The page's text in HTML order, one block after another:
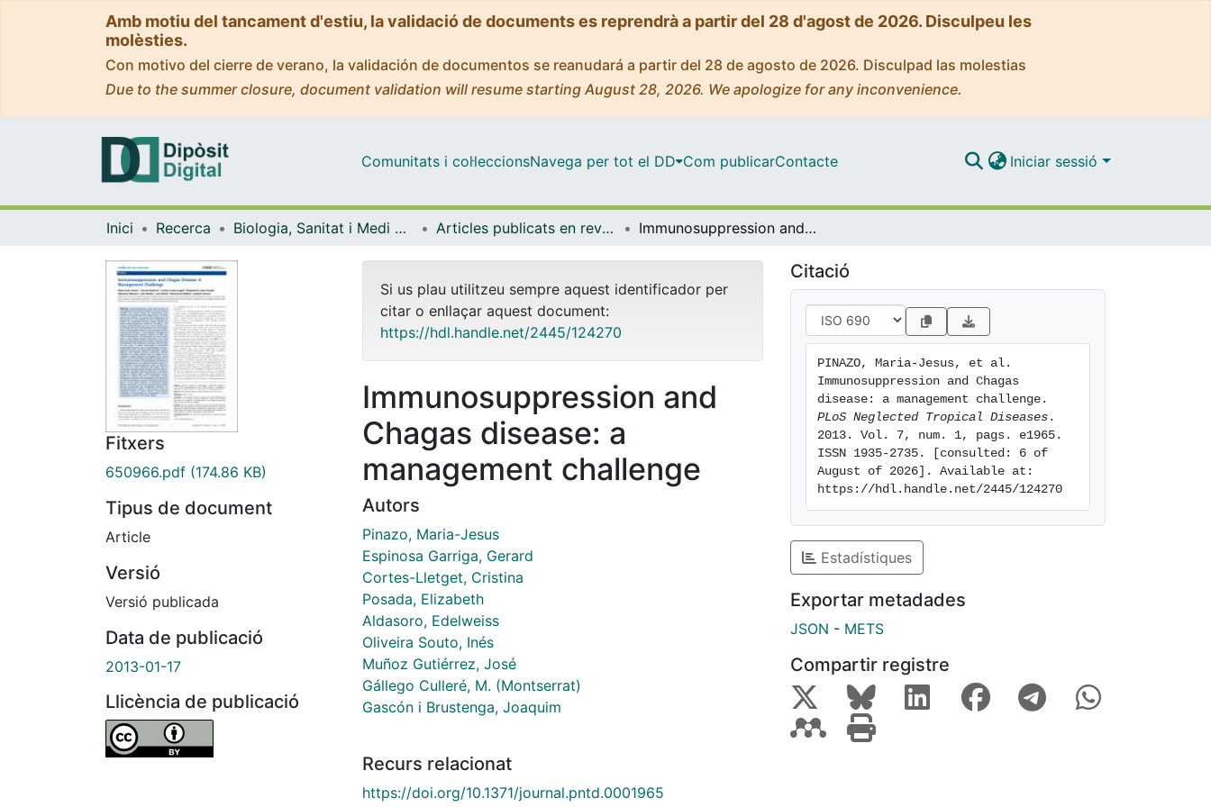
Amb motiu del tancament d'estiu, la validació de documents es reprendrà a partir del 28 d'agost de 2026. Disculpeu les
molèsties.
Con motivo del cierre de verano, la validación de documentos se reanudará a partir del 28 de agosto de 2026. Disculpad las molestias
Due to the summer closure, document validation will resume starting August 28, 2026. We apologize for any inconvenience.
Comunitats i col·leccionsNavega per tot el DD Com publicarContacte Iniciar sessió
Inici Recerca Biologia, Sanitat i Medi Ambient Articles publicats en revistes (Biologia, Sanitat i Medi Ambient) Immunosuppression and Chagas disease: a management challenge
Fitxers
650966.pdf (174.86 KB)
Tipus de document
Article
Versió
Versió publicada
Data de publicació
2013-01-17
Llicència de publicació
Si us plau utilitzeu sempre aquest identificador per
citar o enllaçar aquest document:
https://hdl.handle.net/2445/124270
Immunosuppression and
Chagas disease: a
management challenge
Autors
Pinazo, Maria-Jesus
Espinosa Garriga, Gerard
Cortes-Lletget, Cristina
Posada, Elizabeth
Aldasoro, Edelweiss
Oliveira Souto, Inés
Muñoz Gutiérrez, José
Gállego Culleré, M. (Montserrat)
Gascón i Brustenga, Joaquim
Recurs relacionat
https://doi.org/10.1371/journal.pntd.0001965
Citació
PINAZO, Maria-Jesus, et al.
Immunosuppression and Chagas
PLoS Neglected Tropical Diseases .
2013. Vol. 7, num. 1, pags. e1965.
ISSN 1935-2735. [consulted: 6 of
August of 2026]. Available at:
https://hdl.handle.net/2445/124270
Estadístiques
Exportar metadades
JSON - METS
Compartir registre